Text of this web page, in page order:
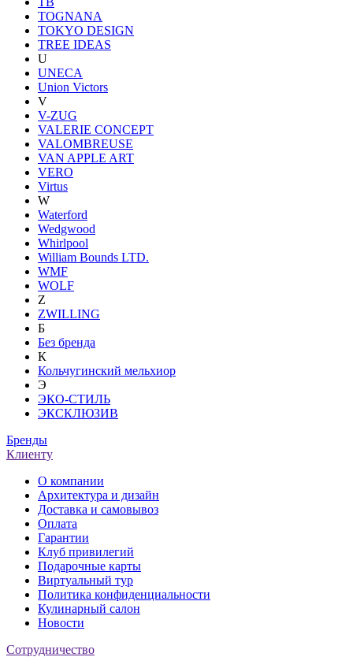
TOGNANA
TOKYO DESIGN
TREE IDEAS
U
UNECA
Union Victors
V
V-ZUG
VALERIE CONCEPT
VALOMBREUSE
VAN APPLE ART
VERO
Virtus
W
Waterford
Wedgwood
Whirlpool
William Bounds LTD.
WMF
WOLF
Z
ZWILLING
Б
Без бренда
К
Кольчугинский мельхиор
Э
ЭКО-СТИЛЬ
ЭКСКЛЮЗИВ
Бренды
Клиенту
О компании
Архитектура и дизайн
Доставка и самовывоз
Оплата
Гарантии
Клуб привилегий
Подарочные карты
Виртуальный тур
Политика конфиденциальности
Кулинарный салон
Новости
Сотрудничество